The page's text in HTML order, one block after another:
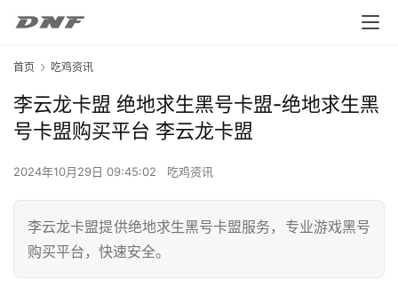
首页 吃鸡资讯
李云龙卡盟 绝地求生黑号卡盟-绝地求生黑
号卡盟购买平台 李云龙卡盟
2024年10月29日 09:45:02 吃鸡资讯
李云龙卡盟提供绝地求生黑号卡盟服务，专业游戏黑号
购买平台，快速安全。